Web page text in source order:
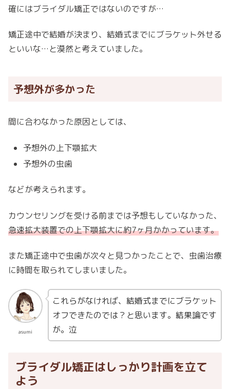
確にはブライダル矯正ではないのですが…
矯正途中で結婚が決まり、結婚式までにブラケット外せる
といいな…と漠然と考えていました。
予想外が多かった
間に合わなかった原因としては、
予想外の上下顎拡大
予想外の虫歯
などが考えられます。
カウンセリングを受ける前までは予想もしていなかった、
急速拡大装置での上下顎拡大に約7ヶ月かかっています。
また矯正途中で虫歯が次々と見つかったことで、虫歯治療
に時間を取られてしまいました。
asumi
これらがなければ、結婚式までにブラケット
オフできたのでは？と思います。結果論です
が。泣
ブライダル矯正はしっかり計画を立て
よう